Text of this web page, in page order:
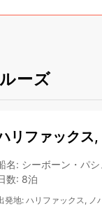
ーズ
リファックス
名: シーボーン・パシ
数: 8泊
発地: ハリファックス, ノ